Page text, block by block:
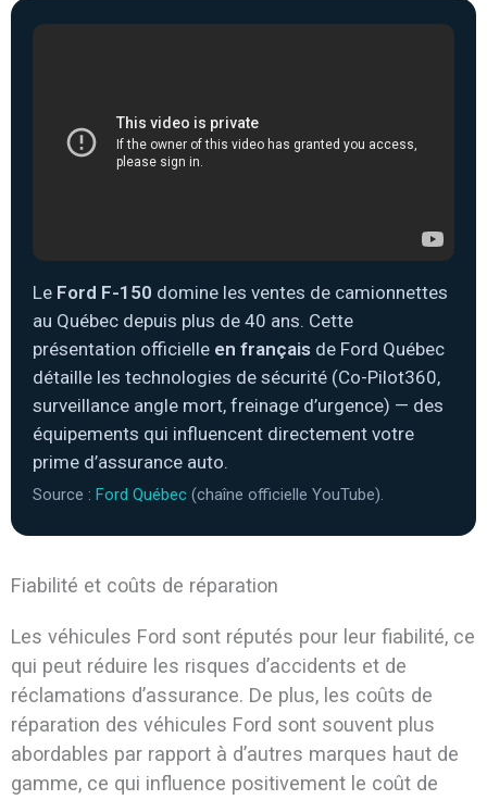
Le Ford F-150 domine les ventes de camionnettes
au Québec depuis plus de 40 ans. Cette
présentation officielle en françaisde Ford Québec
détaille les technologies de sécurité (Co-Pilot360,
surveillance angle mort, freinage d’urgence) — des
équipements qui influencent directement votre
prime d’assurance auto.
Source : Ford Québec(chaîne officielle YouTube).
Fiabilité et coûts de réparation
Les véhicules Ford sont réputés pour leur fiabilité, ce
qui peut réduire les risques d’accidents et de
réclamations d’assurance. De plus, les coûts de
réparation des véhicules Ford sont souvent plus
abordables par rapport à d’autres marques haut de
gamme, ce qui influence positivement le coût de